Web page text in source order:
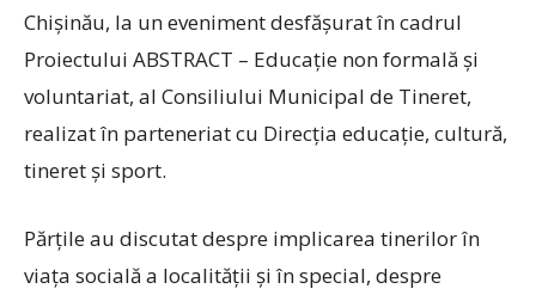
Chișinău, la un eveniment desfășurat în cadrul
Proiectului ABSTRACT – Educație non formală și
voluntariat, al Consiliului Municipal de Tineret,
realizat în parteneriat cu Direcția educație, cultură,
tineret și sport.
Părțile au discutat despre implicarea tinerilor în
viața socială a localității și în special, despre